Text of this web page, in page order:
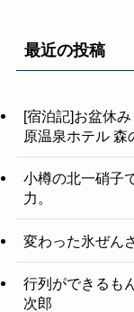
最近の投稿
[宿泊記]お盆休
原温泉ホテル 森
小樽の北一硝子
力。
変わった氷ぜん
行列ができるも
次郎